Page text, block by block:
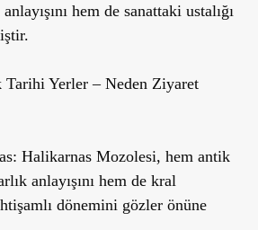
hem de sanattaki ustalığı
Tarihi Yerler – Neden Ziyaret
: Halikarnas Mozolesi, hem antik
anlayışını hem de kral
dönemini gözler önüne